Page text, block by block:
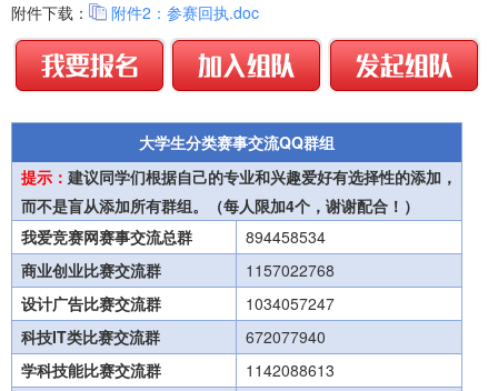
附件下载：
附件2：参赛回执.doc
大学生分类赛事交流QQ群组
提示： 建议同学们根据自己的专业和兴趣爱好有选择性的添加，
而不是盲从添加所有群组。（每人限加4个，谢谢配合！）
我爱竞赛网赛事交流总群
894458534
商业创业比赛交流群
1157022768
设计广告比赛交流群
1034057247
科技IT类比赛交流群
672077940
学科技能比赛交流群
1142088613